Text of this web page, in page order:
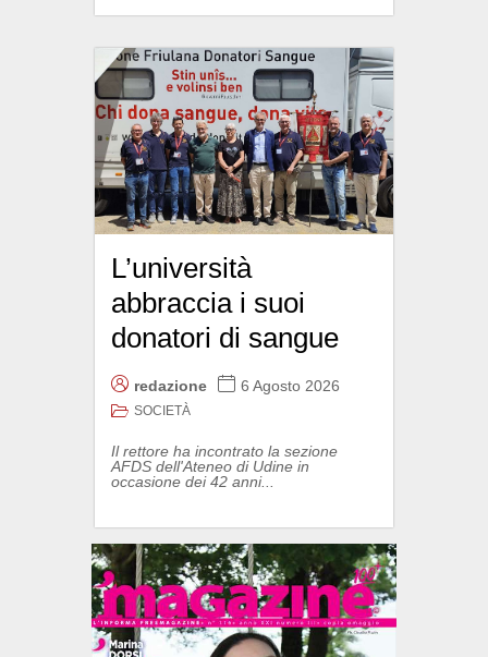
L’università
abbraccia i suoi
donatori di sangue
redazione 6 Agosto 2026
SOCIETÀ
Il rettore ha incontrato la sezione
AFDS dell'Ateneo di Udine in
occasione dei 42 anni...